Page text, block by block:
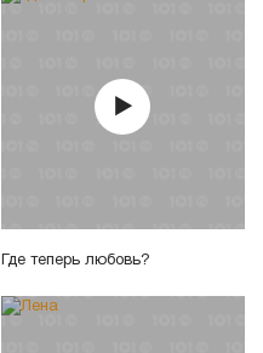
Где теперь любовь?